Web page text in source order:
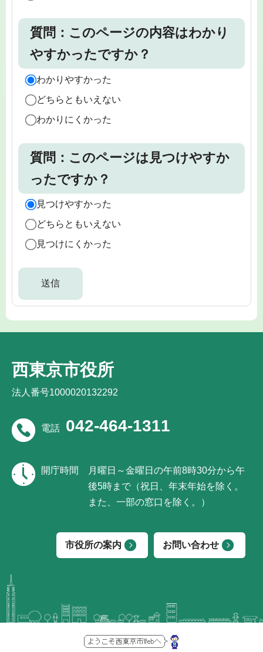
質問：このページの内容はわかり
やすかったですか？
わかりやすかった
どちらともいえない
わかりにくかった
質問：このページは見つけやすか
ったですか？
見つけやすかった
どちらともいえない
見つけにくかった
西東京市役所
法人番号1000020132292
電話 042-464-1311
開庁時間
月曜日～金曜日の午前8時30分から午
後5時まで（祝日、年末年始を除く。
また、一部の窓口を除く。）
市役所の案内 お問い合わせ